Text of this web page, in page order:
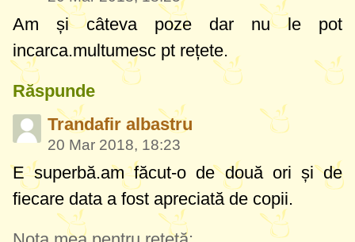
Am și câteva poze dar nu le pot
incarca.multumesc pt rețete.
Răspunde
Trandafir albastru
20 Mar 2018, 18:23
E superbă.am făcut-o de două ori și de
fiecare data a fost apreciată de copii.